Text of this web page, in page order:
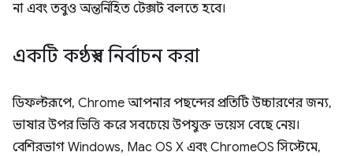
না এবং তবুও অন্তর্নিহিত টেক্সট বলতে হবে।
একটি কণ্ঠস্বর নির্বাচন করা
ডিফল্টরূপে, Chrome আপনার পছন্দের প্রতিটি উচ্চারণের জন্য,
ভাষার উপর ভিত্তি করে সবচেয়ে উপযুক্ত ভয়েস বেছে নেয়।
বেশিরভাগ Windows, Mac OS X এবং ChromeOS সিস্টেমে,